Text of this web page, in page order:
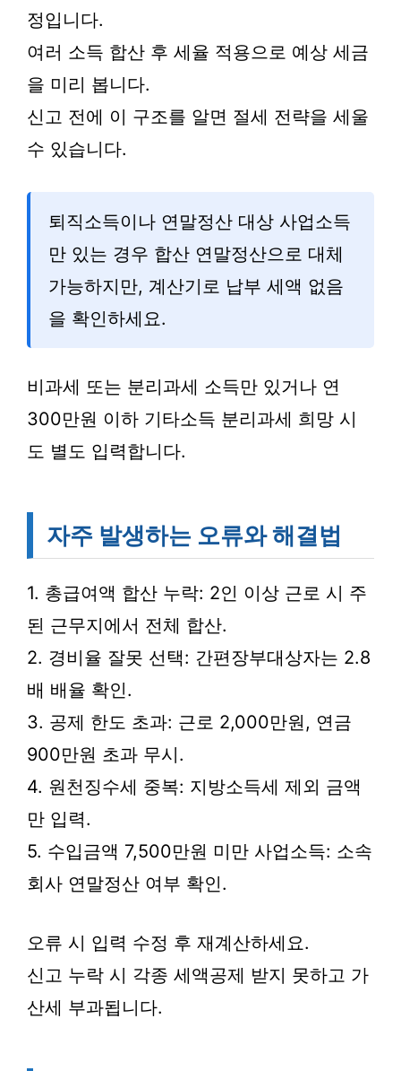
정입니다.
여러 소득 합산 후 세율 적용으로 예상 세금
을 미리 봅니다.
신고 전에 이 구조를 알면 절세 전략을 세울
수 있습니다.
퇴직소득이나 연말정산 대상 사업소득
만 있는 경우 합산 연말정산으로 대체
가능하지만, 계산기로 납부 세액 없음
을 확인하세요.
비과세 또는 분리과세 소득만 있거나 연
300만원 이하 기타소득 분리과세 희망 시
도 별도 입력합니다.
자주 발생하는 오류와 해결법
1. 총급여액 합산 누락: 2인 이상 근로 시 주
된 근무지에서 전체 합산.
2. 경비율 잘못 선택: 간편장부대상자는 2.8
배 배율 확인.
3. 공제 한도 초과: 근로 2,000만원, 연금
900만원 초과 무시.
4. 원천징수세 중복: 지방소득세 제외 금액
만 입력.
5. 수입금액 7,500만원 미만 사업소득: 소속
회사 연말정산 여부 확인.
오류 시 입력 수정 후 재계산하세요.
신고 누락 시 각종 세액공제 받지 못하고 가
산세 부과됩니다.